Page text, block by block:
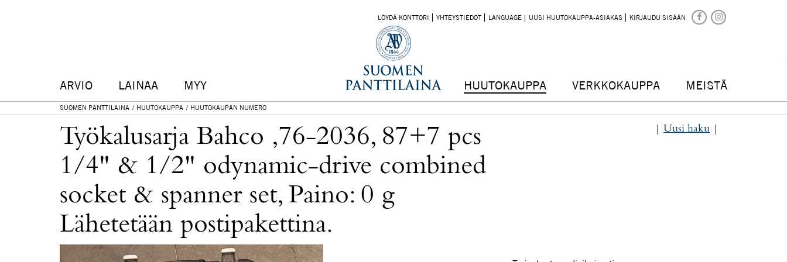
LÖYDÄ KONTTORI YHTEYSTIEDOT LANGUAGE UUSI HUUTOKAUPPA-ASIAKAS KIRJAUDU SISÄÄN
ARVIO LAINAA MYY HUUTOKAUPPA VERKKOKAUPPA MEISTÄ
SUOMEN PANTTILAINA HUUTOKAUPPA HUUTOKAUPAN NUMERO
Uusi haku
Työkalusarja Bahco ,76-2036, 87+7 pcs
1/4" & 1/2" odynamic-drive combined
socket & spanner set, Paino: 0 g
Lähetetään postipakettina.